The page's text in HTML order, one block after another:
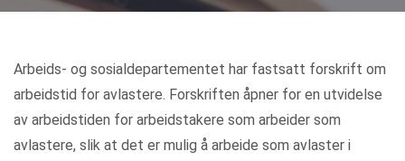
Arbeids- og sosialdepartementet har fastsatt forskrift om
arbeidstid for avlastere. Forskriften åpner for en utvidelse
av arbeidstiden for arbeidstakere som arbeider som
avlastere, slik at det er mulig å arbeide som avlaster i